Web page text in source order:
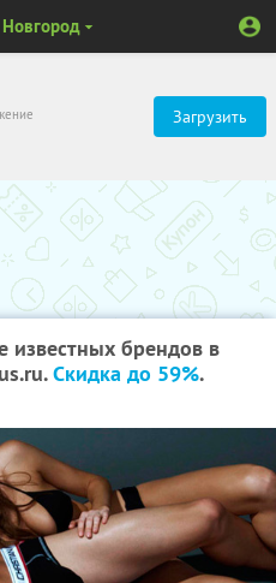
Загрузить
известных брендов в
Скидка до 59%.